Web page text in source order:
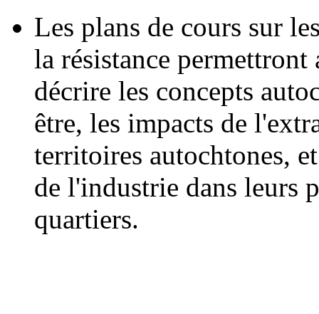
Les plans de cours sur
la résistance
décrire les concepts
être, les impacts de
territoires autochtones,
de l'industrie dans leurs
quartiers.